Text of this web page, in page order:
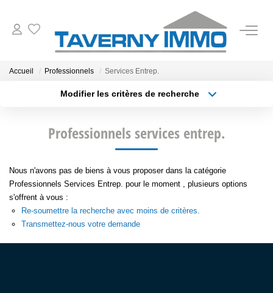
ESTIMATION
OUTILS
NOTRE AGENCE
CONTACT
Accueil Professionnels Services Entrep.
Modifier les critères de recherche
Type de bien
Budget max Plus de critères
Professionnels services entrep.
Nous n'avons pas de biens à vous proposer dans la catégorie
Professionnels Services Entrep. pour le moment , plusieurs options
s'offrent à vous :
Re-soumettre la recherche avec moins de critères.
Transmettez-nous votre demande